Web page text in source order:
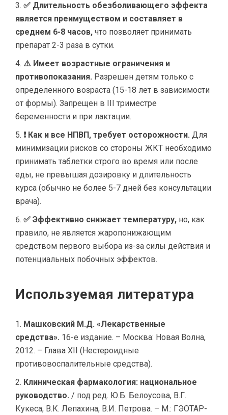
✅ Длительность обезболивающего эффекта
является преимуществом и составляет в
среднем 6-8 часов, что позволяет принимать
препарат 2-3 раза в сутки.
⚠️ Имеет возрастные ограничения и
противопоказания. Разрешен детям только с
определенного возраста (15-18 лет в зависимости
от формы). Запрещен в III триместре
беременности и при лактации.
❗ Как и все НПВП, требует осторожности. Для
минимизации рисков со стороны ЖКТ необходимо
принимать таблетки строго во время или после
еды, не превышая дозировку и длительность
курса (обычно не более 5-7 дней без консультации
врача).
✅ Эффективно снижает температуру, но, как
правило, не является жаропонижающим
средством первого выбора из-за силы действия и
потенциальных побочных эффектов.
Используемая литература
Машковский М.Д. «Лекарственные
средства». 16-е издание. – Москва: Новая Волна,
2012. – Глава XII (Нестероидные
противовоспалительные средства).
Клиническая фармакология: национальное
руководство. / под ред. Ю.Б. Белоусова, В.Г.
Кукеса, В.К. Лепахина, В.И. Петрова. – М.: ГЭОТАР-